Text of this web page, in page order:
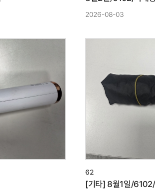
2026-08-03
62
[기타] 8월1일/